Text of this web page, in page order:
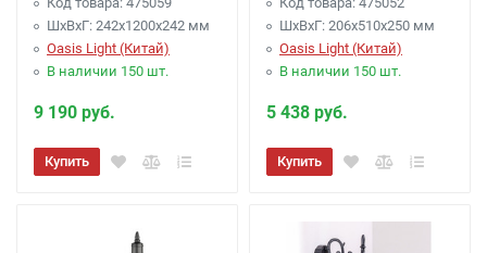
ШхВхГ: 242х1200х242 мм
Oasis Light (Китай)
В наличии 150 шт.
9 190 руб.
Купить
ШхВхГ: 206х510х250 мм
Oasis Light (Китай)
В наличии 150 шт.
5 438 руб.
Купить